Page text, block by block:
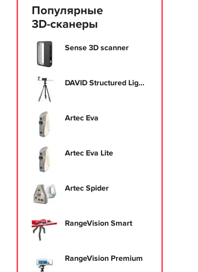
Популярные
3D-сканеры
Sense 3D scanner
DAVID Structured Lig...
Artec Eva
Artec Eva Lite
Artec Spider
RangeVision Smart
RangeVision Premium